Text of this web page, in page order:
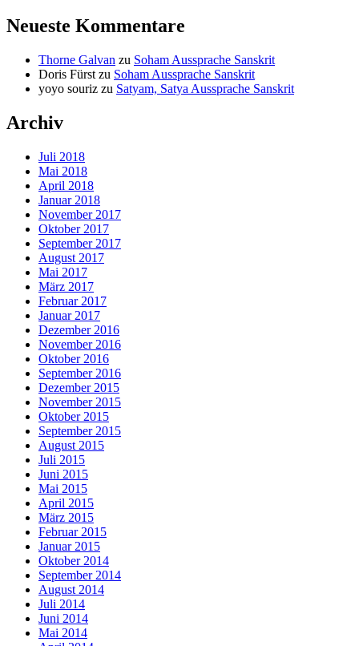
Neueste Kommentare
Thorne Galvan zu Soham Aussprache Sanskrit
Doris Fürst zu Soham Aussprache Sanskrit
yoyo souriz zu Satyam, Satya Aussprache Sanskrit
Archiv
Juli 2018
Mai 2018
April 2018
Januar 2018
November 2017
Oktober 2017
September 2017
August 2017
Mai 2017
März 2017
Februar 2017
Januar 2017
Dezember 2016
November 2016
Oktober 2016
September 2016
Dezember 2015
November 2015
Oktober 2015
September 2015
August 2015
Juli 2015
Juni 2015
Mai 2015
April 2015
März 2015
Februar 2015
Januar 2015
Oktober 2014
September 2014
August 2014
Juli 2014
Juni 2014
Mai 2014